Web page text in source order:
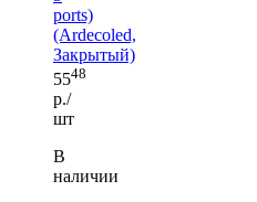
ports)
(Ardecoled,
Закрытый)
5548
р./
шт
В
наличии